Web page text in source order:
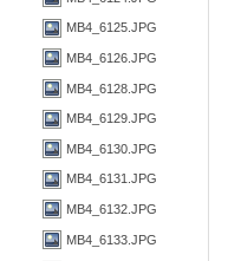
MB4_6125.JPG
MB4_6126.JPG
MB4_6128.JPG
MB4_6129.JPG
MB4_6130.JPG
MB4_6131.JPG
MB4_6132.JPG
MB4_6133.JPG